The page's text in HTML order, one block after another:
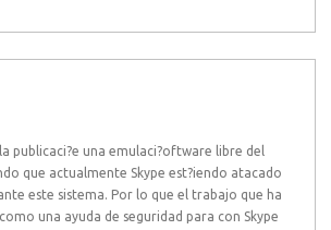
publicaci?e una emulaci?oftware libre del
que actualmente Skype est?iendo atacado
este sistema. Por lo que el trabajo que ha
una ayuda de seguridad para con Skype